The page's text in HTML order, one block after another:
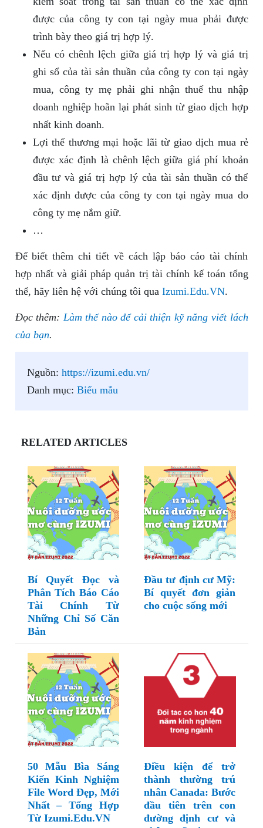
được của công ty con tại ngày mua phải được
trình bày theo giá trị hợp lý.
Nếu có chênh lệch giữa giá trị hợp lý và giá trị
ghi sổ của tài sản thuần của công ty con tại ngày
mua, công ty mẹ phải ghi nhận thuế thu nhập
doanh nghiệp hoãn lại phát sinh từ giao dịch hợp
nhất kinh doanh.
Lợi thế thương mại hoặc lãi từ giao dịch mua rẻ
được xác định là chênh lệch giữa giá phí khoản
đầu tư và giá trị hợp lý của tài sản thuần có thể
xác định được của công ty con tại ngày mua do
công ty mẹ nắm giữ.
…
Để biết thêm chi tiết về cách lập báo cáo tài chính
hợp nhất và giải pháp quản trị tài chính kế toán tổng
thể, hãy liên hệ với chúng tôi qua Izumi.Edu.VN.
Đọc thêm: Làm thế nào để cải thiện kỹ năng viết lách
của bạn.
Nguồn: https://izumi.edu.vn/
Danh mục: Biểu mẫu
RELATED ARTICLES
Bí Quyết Đọc và
Phân Tích Báo Cáo
Tài Chính Từ
Những Chỉ Số Căn
Bản
Đầu tư định cư Mỹ:
Bí quyết đơn giản
cho cuộc sống mới
50 Mẫu Bìa Sáng
Kiến Kinh Nghiệm
File Word Đẹp, Mới
Nhất – Tổng Hợp
Từ Izumi.Edu.VN
Điều kiện để trở
thành thường trú
nhân Canada: Bước
đầu tiên trên con
đường định cư và